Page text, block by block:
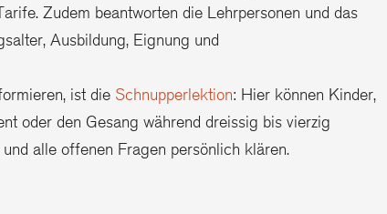
Zudem beantworten die Lehrpersonen und das
Ausbildung, Eignung und
ist die Schnupperlektion: Hier können Kinder,
oder den Gesang während dreissig bis vierzig
alle offenen Fragen persönlich klären.